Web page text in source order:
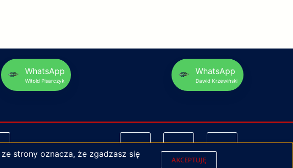
WhatsApp
Witold Pisarczyk
WhatsApp
Dawid Krzewiński
strony oznacza, że zgadzasz się
AKCEPTUJĘ